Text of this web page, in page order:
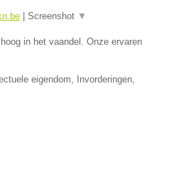
Screenshot ▼
in het vaandel. Onze ervaren
eigendom, Invorderingen,